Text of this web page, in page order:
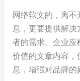
网络软文的，离
息，更要提供解
者的需求。企业
价值的文章内容
息，增强对品牌的